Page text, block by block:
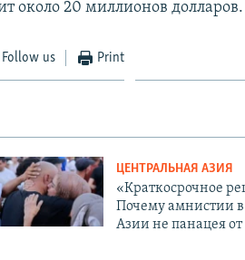
около 20 миллионов долларов.
Follow us Print
ЦЕНТРАЛЬНАЯ АЗИЯ
«Краткосрочное
Почему амнистии
Азии не панацея